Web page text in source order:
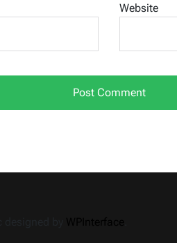
Website